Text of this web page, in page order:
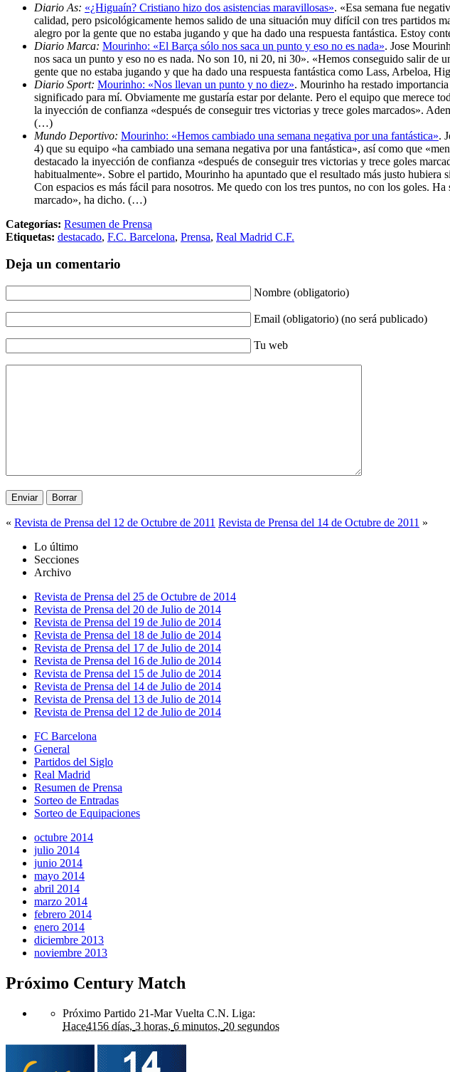
Diario As: «¿Higuaín? Cristiano hizo dos asistencias maravillosas». «Esa semana fue
calidad, pero psicológicamente hemos salido de una situación muy difícil con tres partidos
alegro por la gente que no estaba jugando y que ha dado una respuesta fantástica. Estoy
Diario Marca: Mourinho: «El Barça sólo nos saca un punto y eso no es nada». Jose
nos saca un punto y eso no es nada. No son 10, ni 20, ni 30». «Hemos conseguido salir
gente que no estaba jugando y que ha dado una respuesta fantástica como Lass, Arbeloa,
Diario Sport: Mourinho: «Nos llevan un punto y no diez». Mourinho ha restado
significado para mí. Obviamente me gustaría estar por delante. Pero el equipo que merece
la inyección de confianza «después de conseguir tres victorias y trece goles marcados».
(…)
Mundo Deportivo: Mourinho: «Hemos cambiado una semana negativa por una fantástica».
4) que su equipo «ha cambiado una semana negativa por una fantástica», así como que
destacado la inyección de confianza «después de conseguir tres victorias y trece goles
habitualmente». Sobre el partido, Mourinho ha apuntado que el resultado más justo
Con espacios es más fácil para nosotros. Me quedo con los tres puntos, no con los goles.
marcado», ha dicho. (…)
Categorías: Resumen de Prensa
Etiquetas: destacado, F.C. Barcelona, Prensa, Real Madrid C.F.
Deja un comentario
Nombre (obligatorio)
Email (obligatorio) (no será publicado)
Tu web
« Revista de Prensa del 12 de Octubre de 2011 Revista de Prensa del 14 de Octubre de 2011 »
Lo último
Secciones
Archivo
Revista de Prensa del 25 de Octubre de 2014
Revista de Prensa del 20 de Julio de 2014
Revista de Prensa del 19 de Julio de 2014
Revista de Prensa del 18 de Julio de 2014
Revista de Prensa del 17 de Julio de 2014
Revista de Prensa del 16 de Julio de 2014
Revista de Prensa del 15 de Julio de 2014
Revista de Prensa del 14 de Julio de 2014
Revista de Prensa del 13 de Julio de 2014
Revista de Prensa del 12 de Julio de 2014
FC Barcelona
General
Partidos del Siglo
Real Madrid
Resumen de Prensa
Sorteo de Entradas
Sorteo de Equipaciones
octubre 2014
julio 2014
junio 2014
mayo 2014
abril 2014
marzo 2014
febrero 2014
enero 2014
diciembre 2013
noviembre 2013
Próximo Century Match
Próximo Partido 21-Mar Vuelta C.N. Liga:
Hace4156 días, 3 horas, 6 minutos, 20 segundos